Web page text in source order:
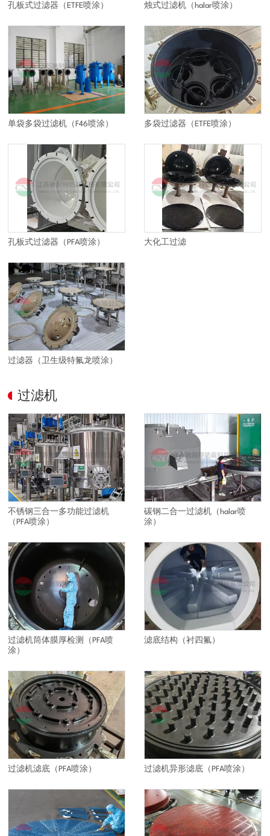
孔板式过滤器（ETFE喷涂） 烛式过滤机（halar喷涂）
单袋多袋过滤机（F46喷涂） 多袋过滤器（ETFE喷涂）
孔板式过滤器（PFA喷涂） 大化工过滤
过滤器（卫生级特氟龙喷涂）
过滤机
不锈钢三合一多功能过滤机
（PFA喷涂）
碳钢二合一过滤机（halar喷
涂）
过滤机筒体膜厚检测（PFA喷
涂）
滤底结构（衬四氟）
过滤机滤底（PFA喷涂） 过滤机异形滤底（PFA喷涂）